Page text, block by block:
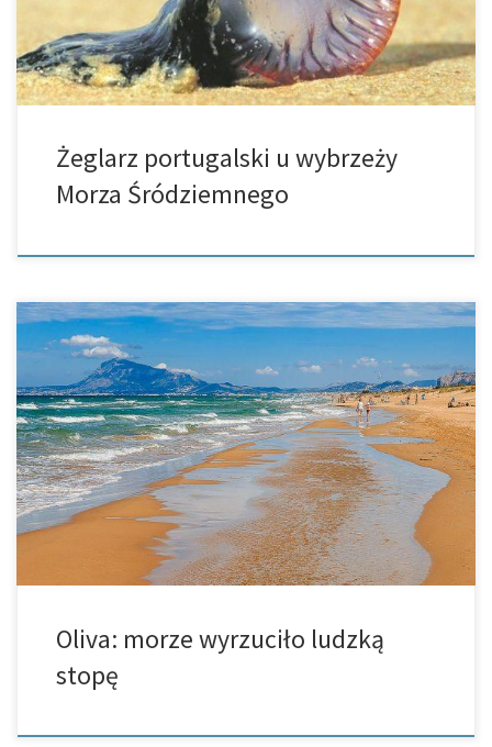
Żeglarz portugalski u wybrzeży
Morza Śródziemnego
Przy nadbrzeżu w Oliva pewien spacerowicz dokonał
makabrycznego odkrycia. Kilka metrów od brzegu morza
mężczyzna zauważył ludzką stopę. Od razu zaalarmował on
miejscową policję. Ta zawiadomiła gwardię cywilną, która
przewiozła […]
Oliva: morze wyrzuciło ludzką
stopę